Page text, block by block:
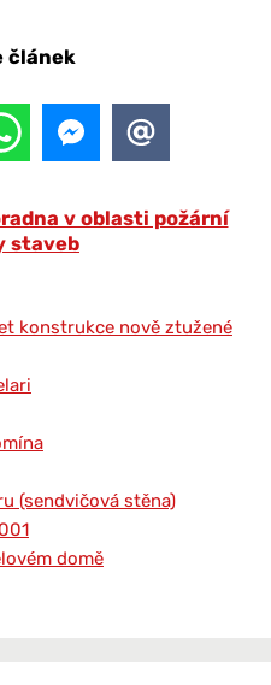
článek
v oblasti požární
staveb
konstrukce nově ztužené
(sendvičová stěna)
domě